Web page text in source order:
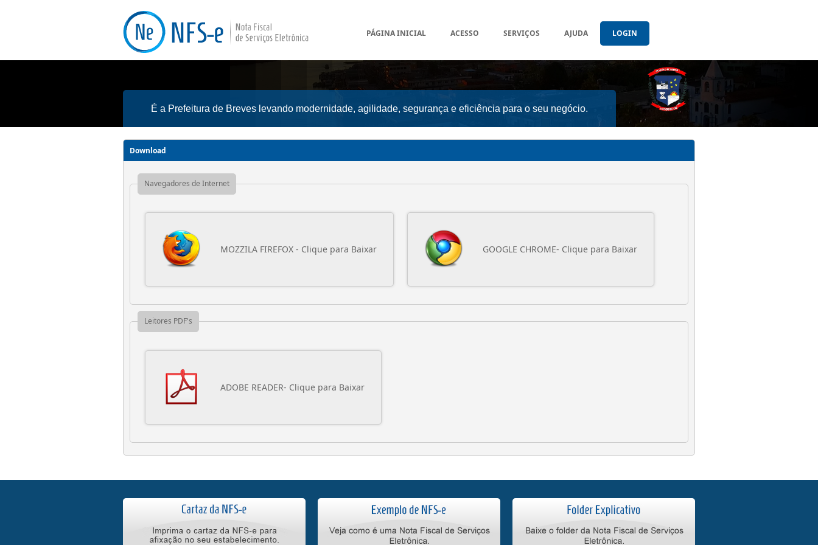
PÁGINA INICIAL ACESSO SERVIÇOS AJUDA LOGIN
É a Prefeitura de Breves levando modernidade, agilidade, segurança e eficiência para o seu negócio.
Download
Navegadores de Internet
MOZZILA FIREFOX - Clique para Baixar GOOGLE CHROME- Clique para Baixar
Leitores PDF's
ADOBE READER- Clique para Baixar